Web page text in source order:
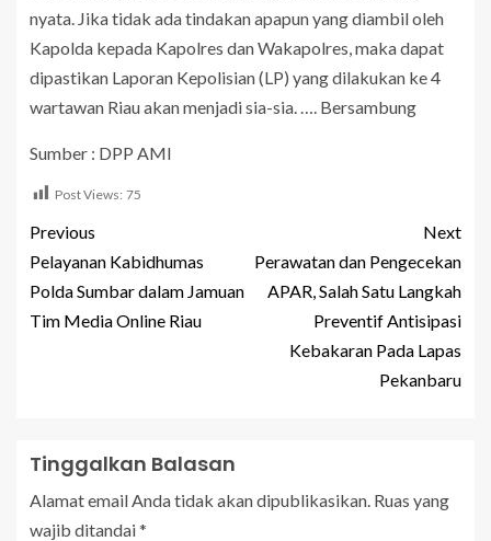
nyata. Jika tidak ada tindakan apapun yang diambil oleh
Kapolda kepada Kapolres dan Wakapolres, maka dapat
dipastikan Laporan Kepolisian (LP) yang dilakukan ke 4
wartawan Riau akan menjadi sia-sia. …. Bersambung
Sumber : DPP AMI
Post Views: 75
Previous
Pelayanan Kabidhumas
Polda Sumbar dalam Jamuan
Tim Media Online Riau
Next
Perawatan dan Pengecekan
APAR, Salah Satu Langkah
Preventif Antisipasi
Kebakaran Pada Lapas
Pekanbaru
Tinggalkan Balasan
Alamat email Anda tidak akan dipublikasikan. Ruas yang
wajib ditandai*